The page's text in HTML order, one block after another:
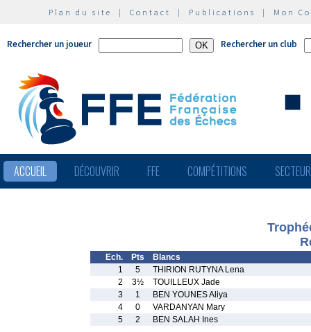
Plan du site | Contact | Publications | Mon
Rechercher un joueur Rechercher un club
ACCUEIL DÉCOUVRIR FFE COMPÉTITIONS
Ech. Pts
Blancs
1
5
THIRION RUTYNA Lena
2
3½
TOUILLEUX Jade
3
1
BEN YOUNES Aliya
4
0
VARDANYAN Mary
5
2 BEN SALAH Ines